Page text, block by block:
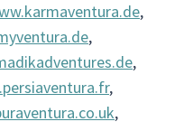
,
,
,
,
,